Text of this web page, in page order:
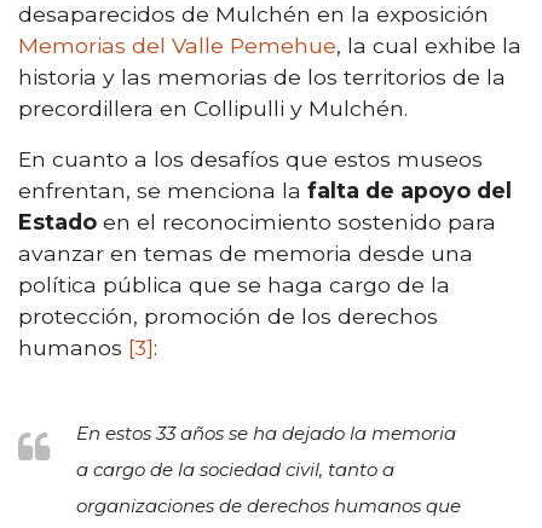
desaparecidos de Mulchén en la exposición
Memorias del Valle Pemehue, la cual exhibe la
historia y las memorias de los territorios de la
precordillera en Collipulli y Mulchén.
En cuanto a los desafíos que estos museos
enfrentan, se menciona la falta de apoyo del
Estado en el reconocimiento sostenido para
avanzar en temas de memoria desde una
política pública que se haga cargo de la
protección, promoción de los derechos
humanos [3]:
En estos 33 años se ha dejado la memoria
a cargo de la sociedad civil, tanto a
organizaciones de derechos humanos que